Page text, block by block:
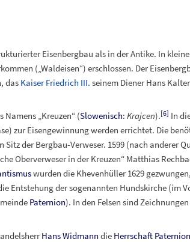
Eisenbergbau als in der Antike. In
(„Waldeisen“) erschlossen. Der
das Kaiser Friedrich III. seinem Diener Hans
„Kreuzen“ (Slowenisch: Krajcen).[6] In
zur Eisengewinnung werden errichtet. Die
Sitz der Bergbau-Verweser. 1599 (nach anderer
Oberverweser in der Kreuzen“ Matthias
wurden die Khevenhüller 1629
Entstehung der sogenannten Hundskirche (im
Paternion). In den Felsen sind
Hans Widmann die Herrschaft Paternion